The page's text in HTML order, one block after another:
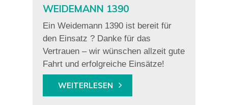
WEIDEMANN 1390
Ein Weidemann 1390 ist bereit für
den Einsatz ? Danke für das
Vertrauen – wir wünschen allzeit gute
Fahrt und erfolgreiche Einsätze!
WEITERLESEN